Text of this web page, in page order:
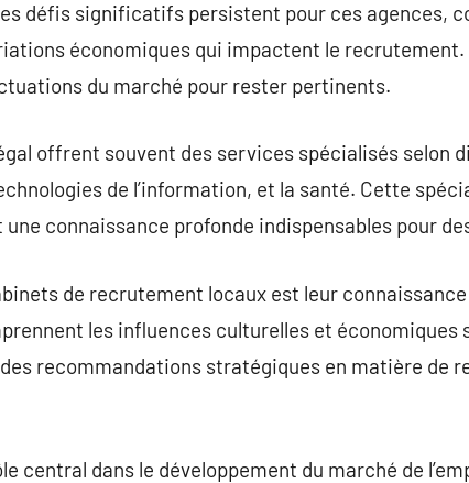
défis significatifs persistent pour ces agences,
économiques qui impactent le recrutement.
du marché pour rester pertinents.
offrent souvent des services spécialisés selon
de l’information, et la santé. Cette
connaissance profonde indispensables pour
de recrutement locaux est leur
les influences culturelles et économiques
recommandations stratégiques en matière de
central dans le développement du marché de